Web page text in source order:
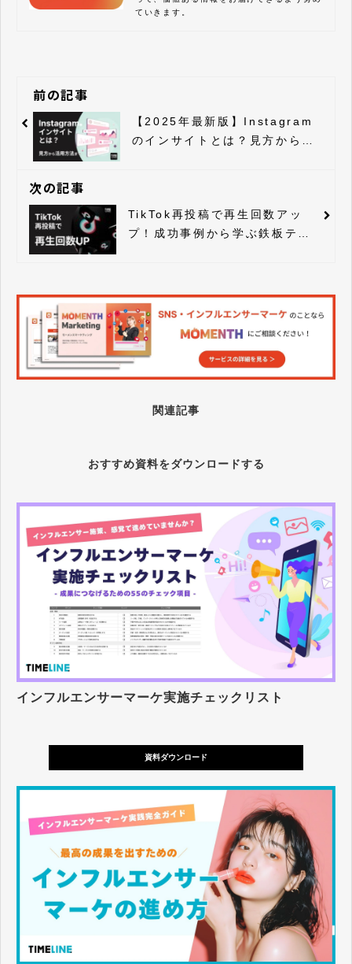
ていきます。
前の記事
【2025年最新版】Instagram
のインサイトとは？見方から活
次の記事
TikTok再投稿で再生回数アッ
プ！成功事例から学ぶ鉄板テク
関連記事
おすすめ資料をダウンロードする
インフルエンサーマーケ実施チェックリスト
資料ダウンロード